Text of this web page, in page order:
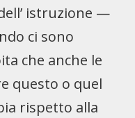
istruzione —
ci sono
che anche le
questo o quel
rispetto alla